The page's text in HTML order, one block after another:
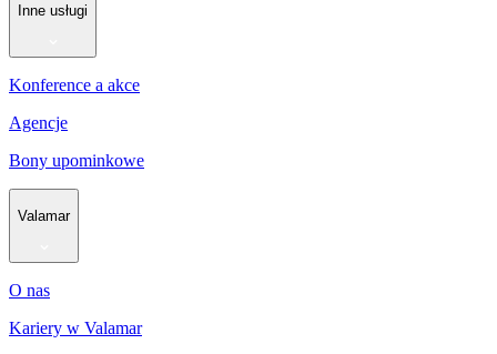
Inne usługi
Konference a akce
Agencje
Bony upominkowe
Valamar
O nas
Kariery w Valamar